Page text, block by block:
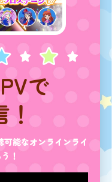
で
可能なオンラインライ
！